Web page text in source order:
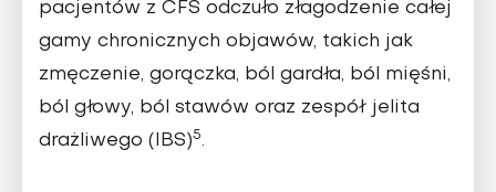
pacjentów z CFS od­czuło złagodzenie całej
gamy chronicznych objawów, takich jak
zmęczenie, gorącz­ka, ból gardła, ból mięśni,
ból głowy, ból stawów oraz ze­spół jelita
drażliwego (IBS)5.